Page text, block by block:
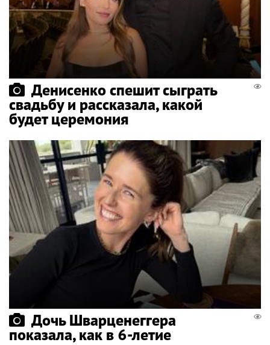
Денисенко спешит сыграть
свадьбу и рассказала, какой
будет церемония
Дочь Шварценеггера
показала, как в 6-летие